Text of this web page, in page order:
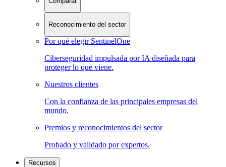
Reconocimiento del sector
Por qué elegir SentinelOne
Ciberseguridad impulsada por IA diseñada para
proteger lo que viene.
Nuestros clientes
Con la confianza de las principales empresas del
mundo.
Premios y reconocimientos del sector
Probado y validado por expertos.
Recursos